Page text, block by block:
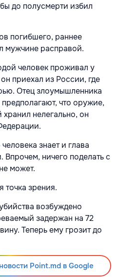
до полусмерти избил
погибшего, раннее
мужчине расправой.
человек проживал у
приехал из России, где
Отец злоумышленника
что оружие,
нелегально, он
знает и глава
ничего поделать с
может.
точка зрения.
возбуждено
задержан на 72
Теперь ему грозит до
Point.md в Google